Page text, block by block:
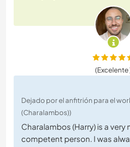
(Excelente
Dejado por el anfitrión para el
(Charalambos))
Charalambos (Harry) is a very
competent person. I was